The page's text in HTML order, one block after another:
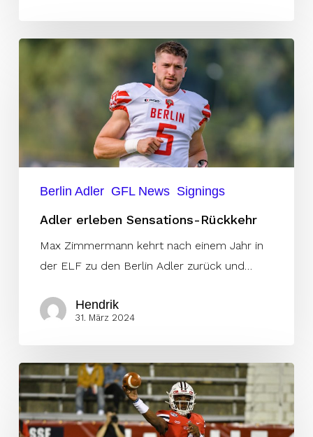
Adler
Sensations-
Berlin Adler GFL News Signings
Adler erleben Sensations-Rückkehr
Max Zimmermann kehrt nach einem Jahr in
der ELF zu den Berlin Adler zurück und…
Hendrik
31. März 2024
Aufgrund
NFL
Draft
–